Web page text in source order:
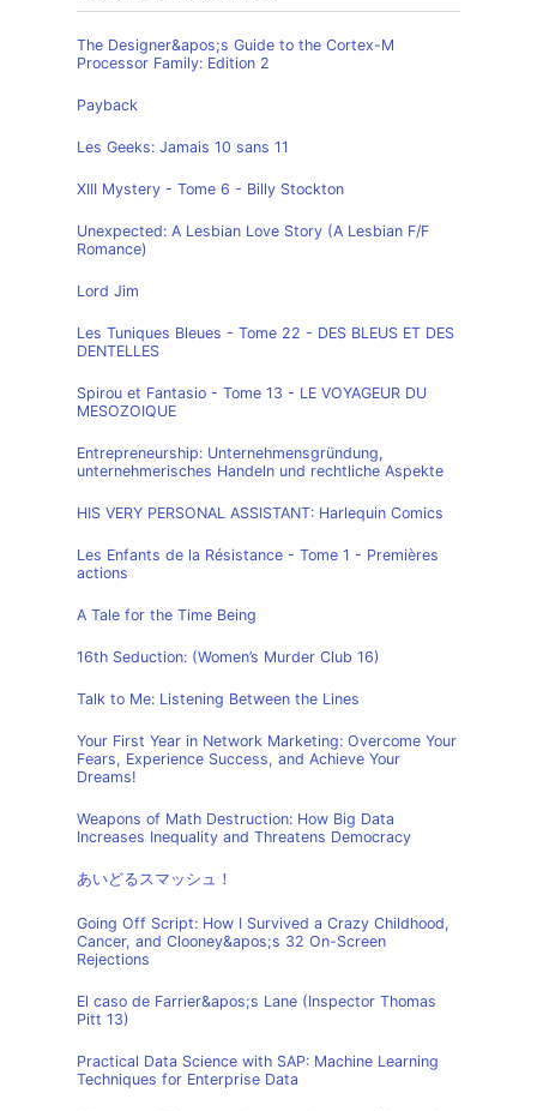
The Designer&apos;s Guide to the Cortex-M
Processor Family: Edition 2
Payback
Les Geeks: Jamais 10 sans 11
XIII Mystery - Tome 6 - Billy Stockton
Unexpected: A Lesbian Love Story (A Lesbian F/F
Romance)
Lord Jim
Les Tuniques Bleues - Tome 22 - DES BLEUS ET DES
DENTELLES
Spirou et Fantasio - Tome 13 - LE VOYAGEUR DU
MESOZOIQUE
Entrepreneurship: Unternehmensgründung,
unternehmerisches Handeln und rechtliche Aspekte
HIS VERY PERSONAL ASSISTANT: Harlequin Comics
Les Enfants de la Résistance - Tome 1 - Premières
actions
A Tale for the Time Being
16th Seduction: (Women’s Murder Club 16)
Talk to Me: Listening Between the Lines
Your First Year in Network Marketing: Overcome Your
Fears, Experience Success, and Achieve Your
Dreams!
Weapons of Math Destruction: How Big Data
Increases Inequality and Threatens Democracy
あいどるスマッシュ！
Going Off Script: How I Survived a Crazy Childhood,
Cancer, and Clooney&apos;s 32 On-Screen
Rejections
El caso de Farrier&apos;s Lane (Inspector Thomas
Pitt 13)
Practical Data Science with SAP: Machine Learning
Techniques for Enterprise Data